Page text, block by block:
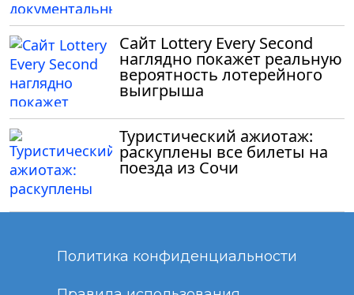
Сайт Lottery Every Second
наглядно покажет реальную
вероятность лотерейного
выигрыша
Туристический ажиотаж:
раскуплены все билеты на
поезда из Сочи
Политика конфиденциальности